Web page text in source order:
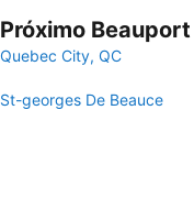
Próximo Beauport
Quebec City, QC
St-georges De Beauce